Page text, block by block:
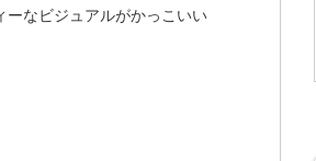
ーなビジュアルがかっこいい